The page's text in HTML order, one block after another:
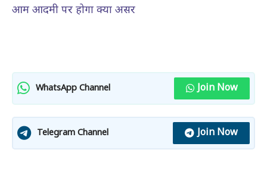
आम आदमी पर होगा क्या असर
WhatsApp Channel Join Now
Telegram Channel Join Now